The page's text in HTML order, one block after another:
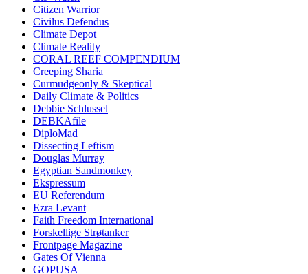
Citizen Warrior
Civilus Defendus
Climate Depot
Climate Reality
CORAL REEF COMPENDIUM
Creeping Sharia
Curmudgeonly & Skeptical
Daily Climate & Politics
Debbie Schlussel
DEBKAfile
DiploMad
Dissecting Leftism
Douglas Murray
Egyptian Sandmonkey
Ekspressum
EU Referendum
Ezra Levant
Faith Freedom International
Forskellige Strøtanker
Frontpage Magazine
Gates Of Vienna
GOPUSA